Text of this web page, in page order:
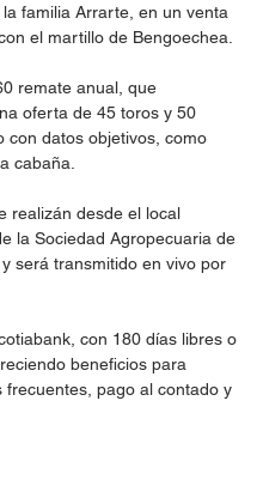
familia Arrarte, en un venta
el martillo de Bengoechea.
remate anual, que
oferta de 45 toros y 50
con datos objetivos, como
cabaña.
realizán desde el local
la Sociedad Agropecuaria de
será transmitido en vivo por
con 180 días libres o
beneficios para
frecuentes, pago al contado y